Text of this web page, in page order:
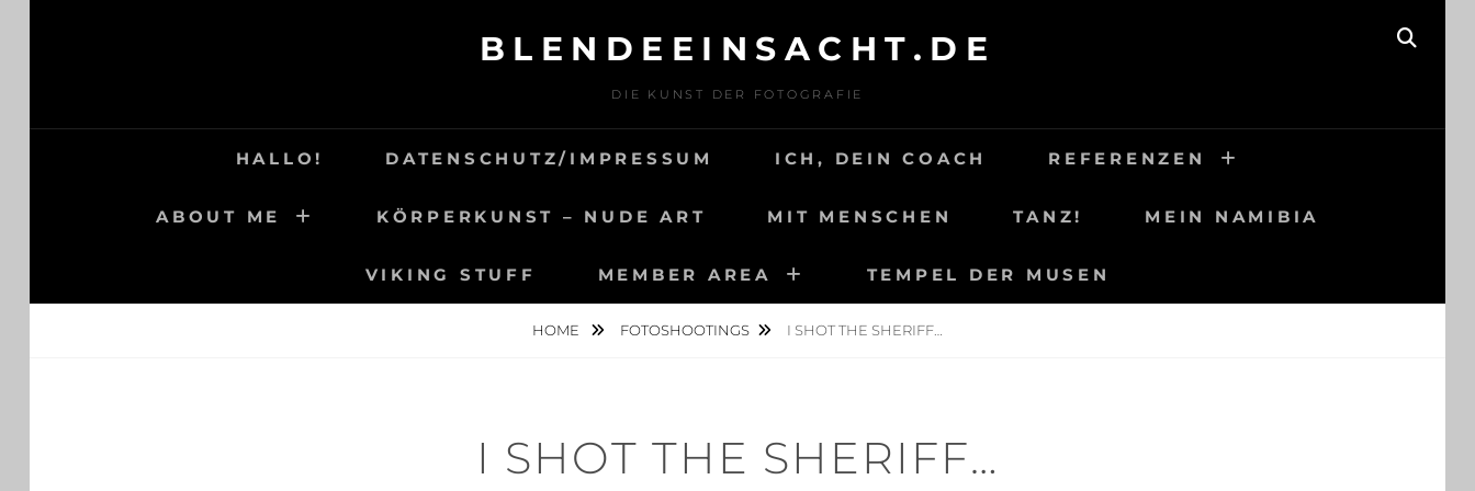
BLENDEEINSACHT.DE
DIE KUNST DER FOTOGRAFIE
HALLO! DATENSCHUTZ/IMPRESSUM ICH, DEIN COACH REFERENZEN
ABOUT ME KÖRPERKUNST – NUDE ART MIT MENSCHEN TANZ! MEIN NAMIBIA
VIKING STUFF MEMBER AREA TEMPEL DER MUSEN
HOME FOTOSHOOTINGS I SHOT THE SHERIFF…
I SHOT THE SHERIFF…